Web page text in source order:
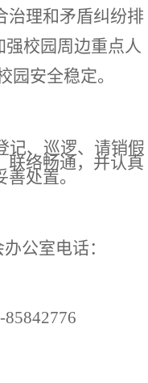
治理和矛盾纠纷排
校园周边重点人
园安全稳定。
记、巡逻、请销假
联络畅通，并认真
处置。
话：
85842776